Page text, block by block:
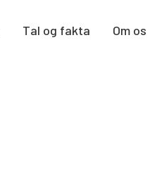
Tal og fakta Om os